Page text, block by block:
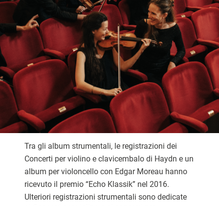
Tra gli album strumentali, le registrazioni dei
Concerti per violino e clavicembalo di Haydn e un
album per violoncello con Edgar Moreau hanno
ricevuto il premio “Echo Klassik” nel 2016.
Ulteriori registrazioni strumentali sono dedicate